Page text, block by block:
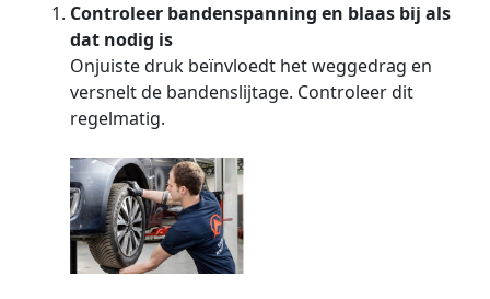
Controleer bandenspanning en blaas bij als
dat nodig is
Onjuiste druk beïnvloedt het weggedrag en
versnelt de bandenslijtage. Controleer dit
regelmatig.